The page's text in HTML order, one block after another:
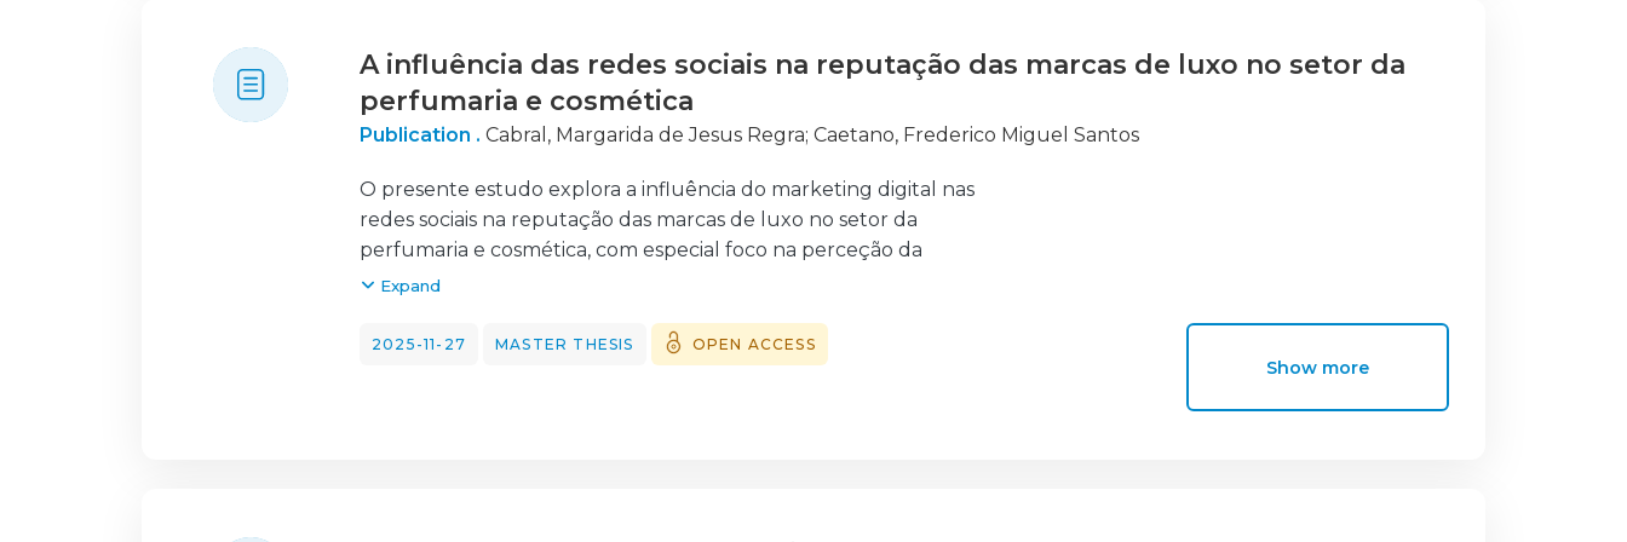
A influência das redes sociais na reputação das marcas de luxo no setor da
perfumaria e cosmética
Publication . Cabral, Margarida de Jesus Regra; Caetano, Frederico Miguel Santos
O presente estudo explora a influência do marketing digital nas
redes sociais na reputação das marcas de luxo no setor da
perfumaria e cosmética, com especial foco na perceção da
Geração Z. Com base no modelo RepTrak®, foram exploradas
e Serviços, Inovação, Governança e Responsabilidade Social. A
investigação seguiu uma abordagem quantitativa, através de um
Expand
2025-11-27 MASTER THESIS OPEN ACCESS
Show more